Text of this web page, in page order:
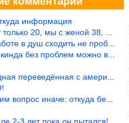
информация
мы с женой 38, называется ртутной свадьбой, гр
в душ сходить не пробовали?
проблем можно вырастить всего-то с максимально р
с американского статья. Не работает эта ф
иначе: откуда берётся столь зловредный феминизм?